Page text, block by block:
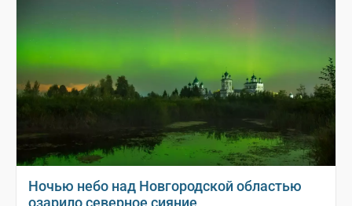
Ночью небо над Новгородской областью